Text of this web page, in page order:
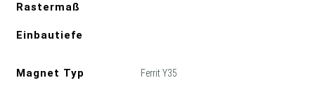
Rastermaß
Einbautiefe
Magnet Typ Ferrit Y35